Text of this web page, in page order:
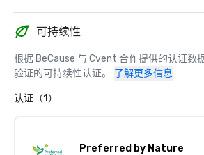
可持续性
根据 BeCause 与 Cvent 合作提供的认证数
验证的可持续性认证。
了解更多信息
认证（1）
Preferred by Nature